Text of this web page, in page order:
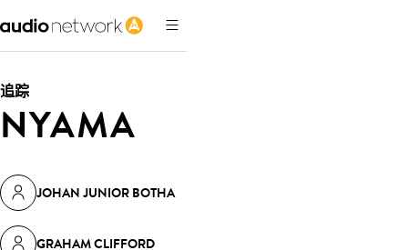
追踪
NYAMA
JOHAN JUNIOR BOTHA
GRAHAM CLIFFORD